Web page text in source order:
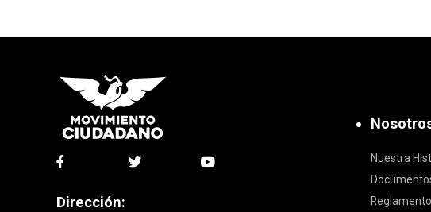
Dirección:
Nuestra